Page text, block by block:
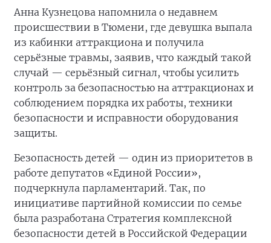
Анна Кузнецова напомнила о недавнем
происшествии в Тюмени, где девушка выпала
из кабинки аттракциона и получила
серьёзные травмы, заявив, что каждый такой
случай — серьёзный сигнал, чтобы усилить
контроль за безопасностью на аттракционах и
соблюдением порядка их работы, техники
безопасности и исправности оборудования
защиты.
Безопасность детей — один из приоритетов в
работе депутатов «Единой России»,
подчеркнула парламентарий. Так, по
инициативе партийной комиссии по семье
была разработана Стратегия комплексной
безопасности детей в Российской Федерации